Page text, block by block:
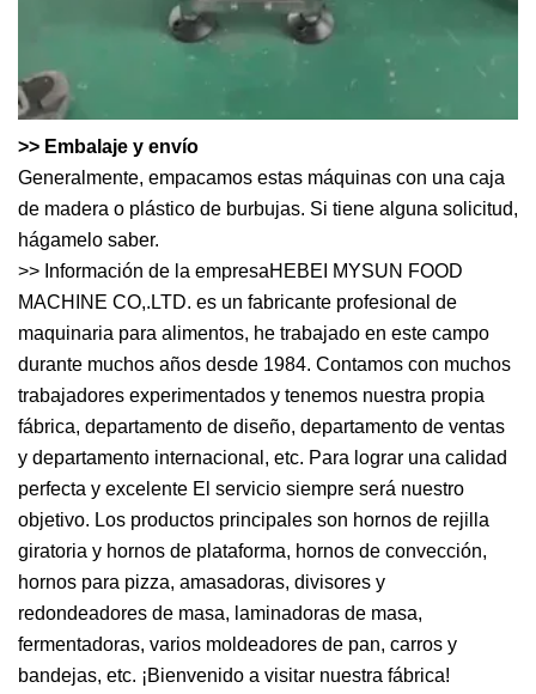
>> Embalaje y envío
Generalmente, empacamos estas máquinas con una caja
de madera o plástico de burbujas. Si tiene alguna solicitud,
hágamelo saber.
>> Información de la empresaHEBEI MYSUN FOOD
MACHINE CO,.LTD. es un fabricante profesional de
maquinaria para alimentos, he trabajado en este campo
durante muchos años desde 1984. Contamos con muchos
trabajadores experimentados y tenemos nuestra propia
fábrica, departamento de diseño, departamento de ventas
y departamento internacional, etc. Para lograr una calidad
perfecta y excelente El servicio siempre será nuestro
objetivo. Los productos principales son hornos de rejilla
giratoria y hornos de plataforma, hornos de convección,
hornos para pizza, amasadoras, divisores y
redondeadores de masa, laminadoras de masa,
fermentadoras, varios moldeadores de pan, carros y
bandejas, etc. ¡Bienvenido a visitar nuestra fábrica!